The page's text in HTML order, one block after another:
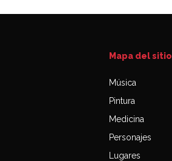
Mapa del sitio
Música
Pintura
Medicina
Personajes
Lugares